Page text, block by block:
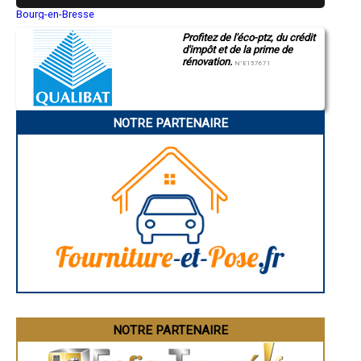
- Entreprise de rénovation immobilière à Gardères
- Entreprise de rénovation immobilière à Ordizan
- Entreprise de rénovation immobilière à Cantaous
- Entreprise de rénovation immobilière à Tostat
- Entreprise de rénovation immobilière à Beaucens
- Entreprise de rénovation immobilière à Ayzac-Ost
- Entreprise de rénovation immobilière à Mascaras
- Entreprise de rénovation immobilière à Monléon-Magnoac
- Entreprise de rénovation immobilière à Lézignan
- Entreprise de rénovation immobilière à Montastruc
- Entreprise de rénovation immobilière à Sarniguet
- Entreprise de rénovation immobilière à Auriébat
- Entreprise de rénovation immobilière à Vidouze
- Entreprise de rénovation immobilière à Arcizac-ez-Angles
- Entreprise de rénovation immobilière à Bazillac
- Entreprise de rénovation immobilière à Uglas
- Entreprise de rénovation immobilière à Souyeaux
- Entreprise de rénovation immobilière à Gez
- Entreprise de rénovation immobilière à Campistrous
- Entreprise de rénovation immobilière à Adast
- Entreprise de rénovation immobilière à Ayros-Arbouix
Bourg-en-Bresse
Montluçon
Manosque
Gap
Charleville-Mézières
Pamiers
Narbonne
Saint-Brieuc
Besançon
Évreux
Brest
Profitez de l'éco-ptz, du crédit
d'impôt et de la prime de
rénovation. N°E157671
NOTRE PARTENAIRE
NOTRE PARTENAIRE